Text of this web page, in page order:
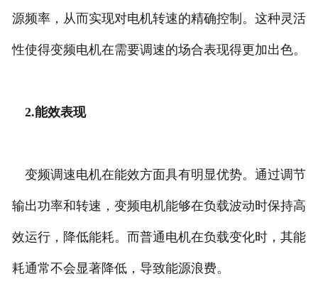
源频率，从而实现对电机转速的精确控制。这种灵活
性使得变频电机在需要调速的场合表现得更加出色。
2.能效表现
变频调速电机在能效方面具有明显优势。通过调节
输出功率和转速，变频电机能够在负载波动时保持高
效运行，降低能耗。而普通电机在负载变化时，其能
耗通常不会显著降低，导致能源浪费。